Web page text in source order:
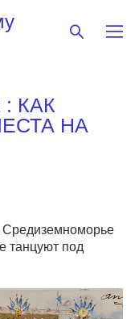
КАК
НА
танцуют под